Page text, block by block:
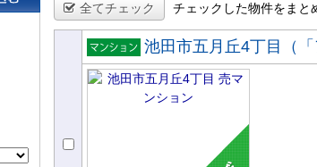
全てチェック チェックした物件をまと
売マンシ
ョン
池田市五月丘4丁目（「